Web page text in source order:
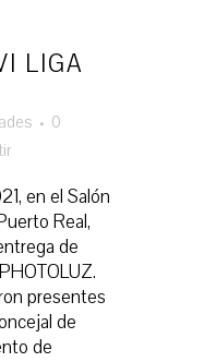
LIGA
0
en el Salón
Real,
de
presentes
de
de